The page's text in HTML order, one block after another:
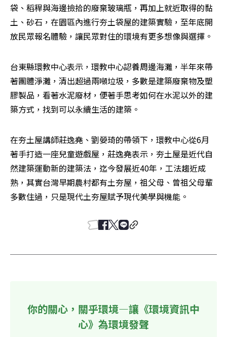
袋、稻稈與海邊撿拾的廢棄玻璃瓶，再加上就近取得的黏
土、砂石，在園區內進行夯土袋屋的建築實驗，至年底開
放民眾報名體驗，讓民眾對住的環境有更多想像與選擇。
台東縣環教中心表示，環教中心認養周邊海灘，半年來帶
著團體淨灘，清出超過兩噸垃圾，多數是建築廢棄物及塑
膠製品，看著水泥廢材，便著手思考如何在水泥以外的建
築方式，找到可以永續生活的建築。
在夯土屋講師莊逸堯、劉嫈琦的帶領下，環教中心從6月
著手打造一座兒童遊戲屋，莊逸堯表示，夯土屋是近代自
然建築運動新的建築法，迄今發展近40年，工法趨近成
熟，其實台灣早期農村都有土夯屋，祖父母、曾祖父母輩
多數住過，只是現代土夯屋賦予現代美學與機能。
你的關心，關乎環境—讓《環境資訊中
心》為環境發聲